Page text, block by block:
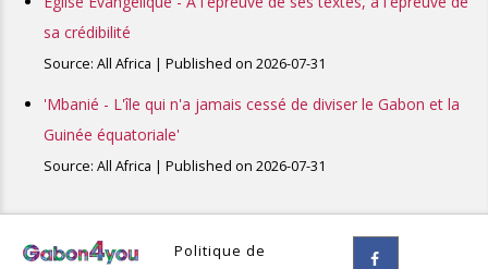
sa crédibilité
Source: All Africa Published on 2026-07-31
'Mbanié - L'île qui n'a jamais cessé de diviser le Gabon et la
Guinée équatoriale'
Source: All Africa Published on 2026-07-31
Politique de